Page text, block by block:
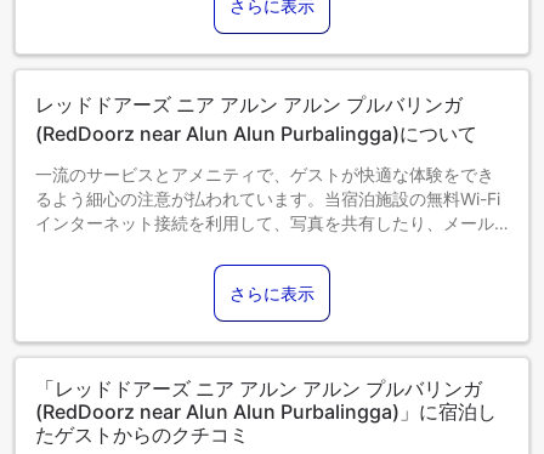
13歳以上のゲストは大人とみなされます。
エキストラベッドの追加可否は、お部屋タイプにより異なり
ます。各部屋タイプ欄の記載をご確認ください。
さらに表示
レッドドアーズ ニア アルン アルン プルバリンガ
(RedDoorz near Alun Alun Purbalingga)について
一流のサービスとアメニティで、ゲストが快適な体験をでき
るよう細心の注意が払われています。当宿泊施設の無料Wi-Fi
インターネット接続を利用して、写真を共有したり、メール
ュサービスを含むフロントデスクサービスを提供しており、
ゲストの満足度を高めています。 当宿泊施設内は禁煙となっ
ておりますのでご注意ください。最高のくつろぎをお約束す
るため、客室は魅力的なデザインで、基本的な生活必需品を
内ビデオストリーミング、日刊新聞、テレビなどのアミュー
ズメント設備があり、楽しい滞在をお楽しみいただけます。
当宿泊施設の一部の客室では、必要な時のために、室内での
さらに表示
「レッドドアーズ ニア アルン アルン プルバリンガ
(RedDoorz near Alun Alun Purbalingga)」に宿泊し
たゲストからのクチコミ